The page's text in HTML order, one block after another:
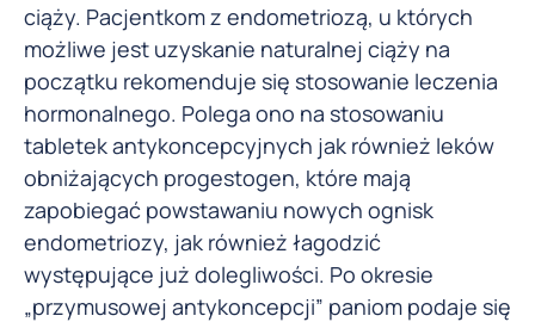
ciąży. Pacjentkom z endometriozą, u których
możliwe jest uzyskanie naturalnej ciąży na
początku rekomenduje się stosowanie leczenia
hormonalnego. Polega ono na stosowaniu
tabletek antykoncepcyjnych jak również leków
obniżających progestogen, które mają
zapobiegać powstawaniu nowych ognisk
endometriozy, jak również łagodzić
występujące już dolegliwości. Po okresie
„przymusowej antykoncepcji” paniom podaje się